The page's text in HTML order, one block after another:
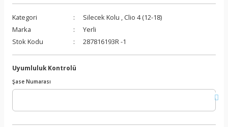
Kategori Silecek Kolu , Clio 4 (12-18)
Marka
Yerli
Stok Kodu
287816193R -1
Uyumluluk Kontrolü
Şase Numarası